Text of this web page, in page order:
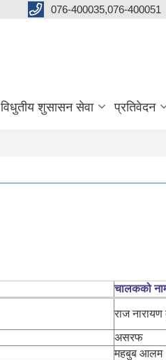
076-400035,076-400051
विधुतीय शुसासन सेवा प्रतिवेदन
चालकको
राज नारायण
असरफ
महबुब आलम